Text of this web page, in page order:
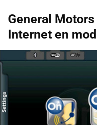
General
Internet en